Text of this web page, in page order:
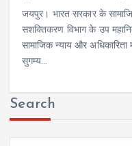
जयपुर। भारत सरकार के
सशक्तिकरण विभाग के उप
सामाजिक न्याय और अधिकारिता
सुगम्य…
Search